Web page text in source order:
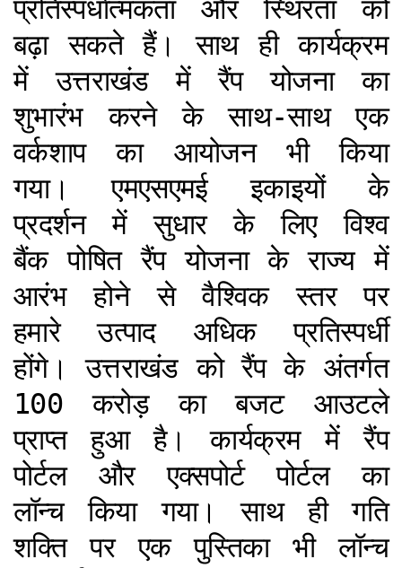
प्रतिस्पर्धात्मकता और स्थिरता को
बढ़ा सकते हैं। साथ ही कार्यक्रम
में उत्तराखंड में रैंप योजना का
शुभारंभ करने के साथ-साथ एक
वर्कशाप का आयोजन भी किया
गया। एमएसएमई इकाइयों के
प्रदर्शन में सुधार के लिए विश्व
बैंक पोषित रैंप योजना के राज्य में
आरंभ होने से वैश्विक स्तर पर
हमारे उत्पाद अधिक प्रतिस्पर्धी
होंगे। उत्तराखंड को रैंप के अंतर्गत
100 करोड़ का बजट आउटले
प्राप्त हुआ है। कार्यक्रम में रैंप
पोर्टल और एक्सपोर्ट पोर्टल का
लॉन्च किया गया। साथ ही गति
शक्ति पर एक पुस्तिका भी लॉन्च